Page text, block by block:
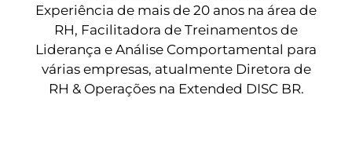
Experiência de mais de 20 anos na área de
RH, Facilitadora de Treinamentos de
Liderança e Análise Comportamental para
várias empresas, atualmente Diretora de
RH & Operações na Extended DISC BR.